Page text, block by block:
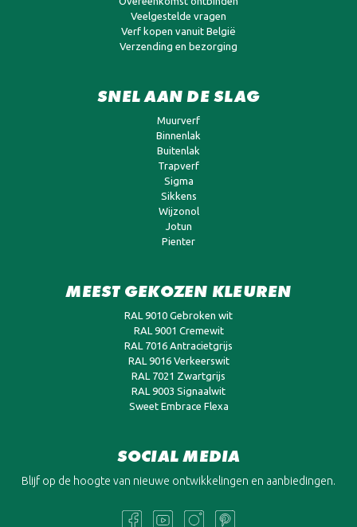
Veelgestelde vragen
Verf kopen vanuit België
Verzending en bezorging
SNEL AAN DE SLAG
Muurverf
Binnenlak
Buitenlak
Trapverf
Sigma
Sikkens
Wijzonol
Jotun
Pienter
MEEST GEKOZEN KLEUREN
RAL 9010 Gebroken wit
RAL 9001 Cremewit
RAL 7016 Antracietgrijs
RAL 9016 Verkeerswit
RAL 7021 Zwartgrijs
RAL 9003 Signaalwit
Sweet Embrace Flexa
SOCIAL MEDIA
Blijf op de hoogte van nieuwe ontwikkelingen en aanbiedingen.